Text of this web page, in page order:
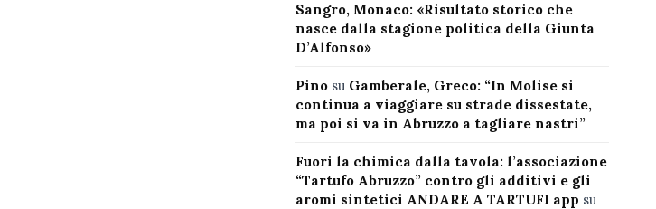
Sangro, Monaco: «Risultato storico che
nasce dalla stagione politica della Giunta
D’Alfonso»
Pinosu Gamberale, Greco: “In Molise si
continua a viaggiare su strade dissestate,
ma poi si va in Abruzzo a tagliare nastri”
Fuori la chimica dalla tavola: l’associazione
“Tartufo Abruzzo” contro gli additivi e gli
aromi sintetici ANDARE A TARTUFI app su